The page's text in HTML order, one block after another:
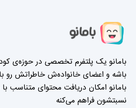
بامانو یک پلتفرم تخصصی در حوزه‌ی
باشه و اعضای خانواده‌ش خاطراتش رو
بامانو امکان دریافت محتوای متناسب
نسبتشون فراهم می‌کنه